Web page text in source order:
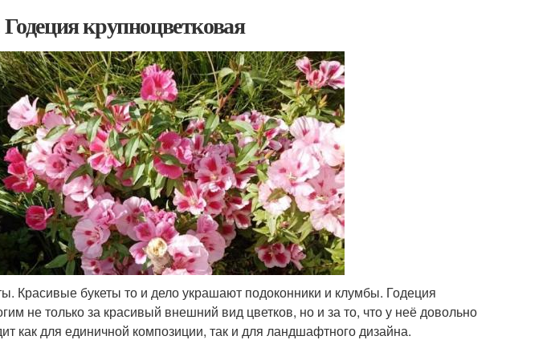
крупноцветковая
Красивые букеты то и дело украшают подоконники и клумбы. Годеция
не только за красивый внешний вид цветков, но и за то, что у неё довольно
как для единичной композиции, так и для ландшафтного дизайна.